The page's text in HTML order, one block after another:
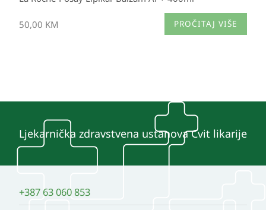
50,00 KM PROČITAJ VIŠE
Ljekarnička zdravstvena ustanova Cvit likarije
+387 63 060 853